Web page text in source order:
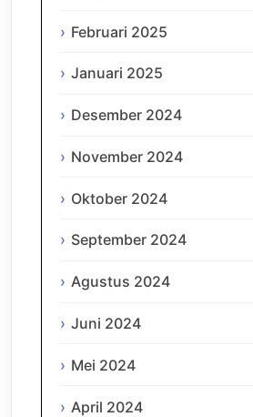
Februari 2025
Januari 2025
Desember 2024
November 2024
Oktober 2024
September 2024
Agustus 2024
Juni 2024
Mei 2024
April 2024